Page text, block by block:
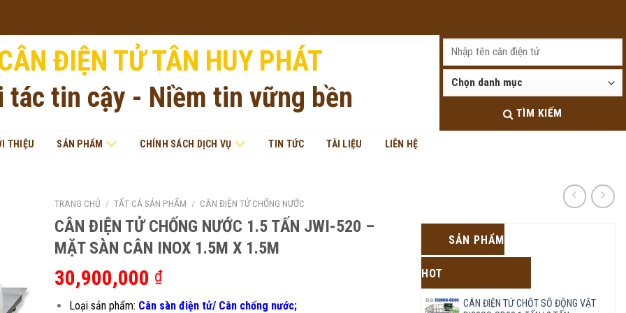
ĐIỆN TỬ TÂN HUY PHÁT
tác tin cậy - Niềm tin vững bền
TÌM KIẾM
THIỆU SẢN PHẨM CHÍNH SÁCH DỊCH VỤ TIN TỨC TÀI LIỆU LIÊN HỆ
TRANG CHỦ / TẤT CẢ SẢN PHẨM / CÂN ĐIỆN TỬ CHỐNG NƯỚC
CÂN ĐIỆN TỬ CHỐNG NƯỚC 1.5 TẤN JWI-520 –
MẶT SÀN CÂN INOX 1.5M X 1.5M
30,900,000 ₫
Loại sản phẩm: Cân sàn điện tử/ Cân chống nước;
SẢN PHẨM
HOT
CÂN ĐIỆN TỬ CHỐT SỐ ĐỘNG VẬT